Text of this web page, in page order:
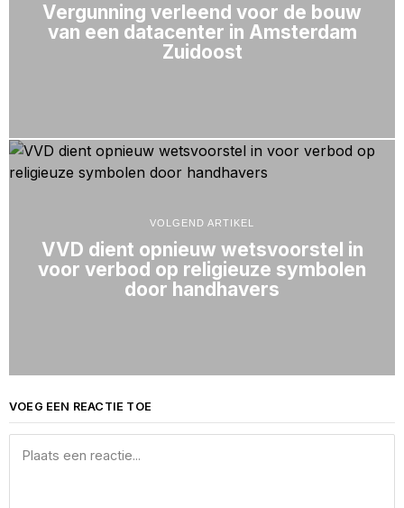
Vergunning verleend voor de bouw
van een datacenter in Amsterdam
Zuidoost
VOLGEND ARTIKEL
VVD dient opnieuw wetsvoorstel in
voor verbod op religieuze symbolen
door handhavers
VOEG EEN REACTIE TOE